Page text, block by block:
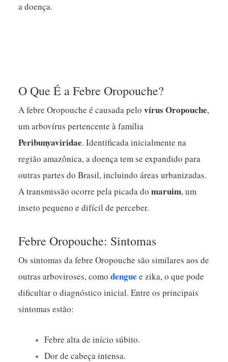
a doença.
O Que É a Febre Oropouche?
A febre Oropouche é causada pelovírus Oropouche,
um arbovírus pertencente à família
Peribunyaviridae. Identificada inicialmente na
região amazônica, a doença tem se expandido para
outras partes do Brasil, incluindo áreas urbanizadas.
A transmissão ocorre pela picada domaruim, um
inseto pequeno e difícil de perceber.
Febre Oropouche: Sintomas
Os sintomas da febre Oropouche são similares aos de
outras arboviroses, comodengue e zika, o que pode
dificultar o diagnóstico inicial. Entre os principais
sintomas estão:
Febre alta de início súbito.
Dor de cabeça intensa.